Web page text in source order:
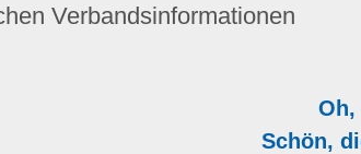
Verbandsinformationen
Oh,
Schön,